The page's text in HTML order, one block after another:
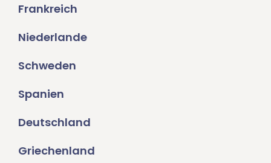
Frankreich
Niederlande
Schweden
Spanien
Deutschland
Griechenland